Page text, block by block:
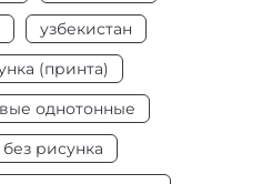
узбекистан
(принта)
однотонные
рисунка